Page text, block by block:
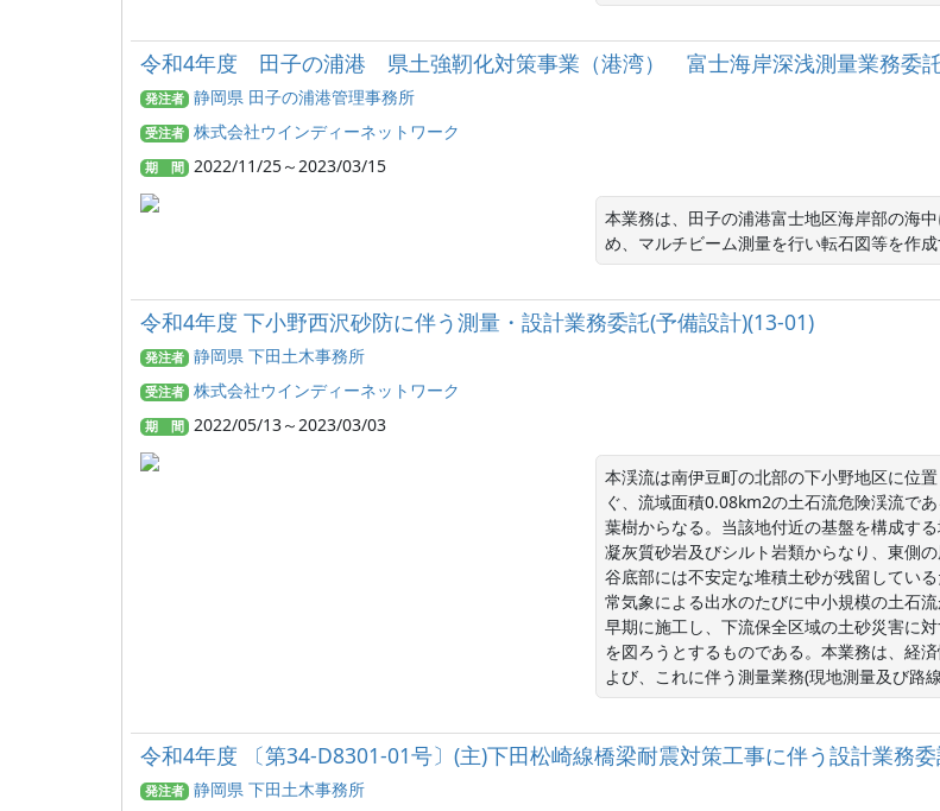
令和4年度 田子の浦港 県土強靭化対策事業（港湾） 富士海岸深浅測量業務委
発注者 静岡県 田子の浦港管理事務所
受注者 株式会社ウインディーネットワーク
期 間 2022/11/25～2023/03/15
本業務は、田子の浦港富士地区海岸部の海
め、マルチビーム測量を行い転石図等を作
令和4年度 下小野西沢砂防に伴う測量・設計業務委託(予備設計)(13-01)
発注者 静岡県 下田土木事務所
受注者 株式会社ウインディーネットワーク
期 間 2022/05/13～2023/03/03
本渓流は南伊豆町の北部の下小野地区に位
ぐ、流域面積0.08km2の土石流危険渓流で
葉樹からなる。当該地付近の基盤を構成す
凝灰質砂岩及びシルト岩類からなり、東側
谷底部には不安定な堆積土砂が残留してい
常気象による出水のたびに中小規模の土石
早期に施工し、下流保全区域の土砂災害に
を図ろうとするものである。本業務は、経
よび、これに伴う測量業務(現地測量及び路
令和4年度 〔第34-D8301-01号〕(主)下田松崎線橋梁耐震対策工事に伴う設計業務
発注者 静岡県 下田土木事務所